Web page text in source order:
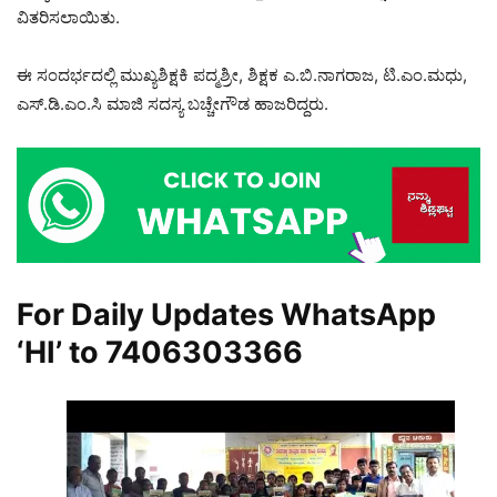
ವಿತರಿಸಲಾಯಿತು.
ಈ ಸಂದರ್ಭದಲ್ಲಿ ಮುಖ್ಯಶಿಕ್ಷಕಿ ಪದ್ಮಶ್ರೀ, ಶಿಕ್ಷಕ ಎ.ಬಿ.ನಾಗರಾಜ, ಟಿ.ಎಂ.ಮಧು,
ಎಸ್‌.ಡಿ.ಎಂ.ಸಿ ಮಾಜಿ ಸದಸ್ಯ ಬಚ್ಚೇಗೌಡ ಹಾಜರಿದ್ದರು.
For Daily Updates WhatsApp
‘HI’ to 7406303366